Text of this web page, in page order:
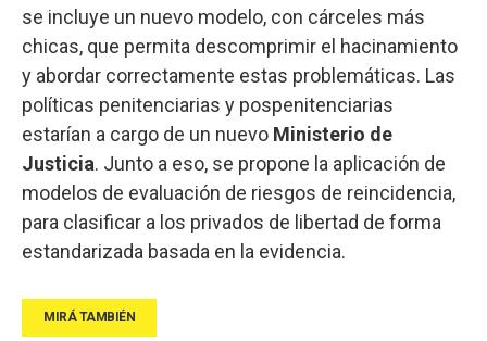
se incluye un nuevo modelo, con cárceles más
chicas, que permita descomprimir el hacinamiento
y abordar correctamente estas problemáticas. Las
políticas penitenciarias y pospenitenciarias
estarían a cargo de un nuevo Ministerio de
Justicia. Junto a eso, se propone la aplicación de
modelos de evaluación de riesgos de reincidencia,
para clasificar a los privados de libertad de forma
estandarizada basada en la evidencia.